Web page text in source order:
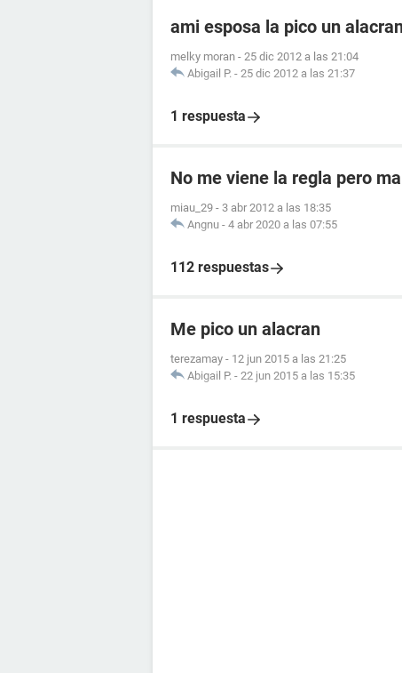
ami esposa la pico un
melky moran - 25 dic 2012 a las 21:04
Abigail P. - 25 dic 2012 a las 21:37
1 respuesta
No me viene la regla pero
miau_29 - 3 abr 2012 a las 18:35
Angnu - 4 abr 2020 a las 07:55
112 respuestas
Me pico un alacran
terezamay - 12 jun 2015 a las 21:25
Abigail P. - 22 jun 2015 a las 15:35
1 respuesta